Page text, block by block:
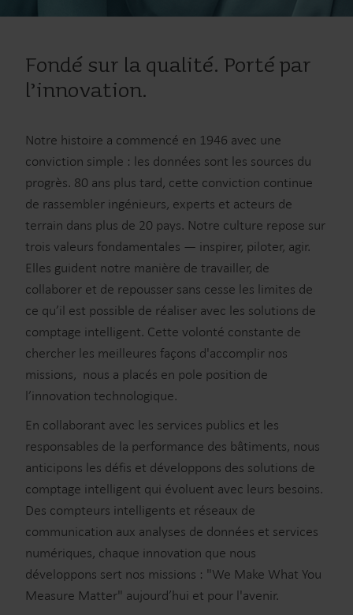
Fondé sur la qualité. Porté par
l’innovation.
Notre histoire a commencé en 1946 avec une
conviction simple : les données sont les sources du
progrès. 80 ans plus tard, cette conviction continue
de rassembler ingénieurs, experts et acteurs de
terrain dans plus de 20 pays. Notre culture repose sur
trois valeurs fondamentales — inspirer, piloter, agir.
Elles guident notre manière de travailler, de
collaborer et de repousser sans cesse les limites de
ce qu’il est possible de réaliser avec les solutions de
comptage intelligent. Cette volonté constante de
chercher les meilleures façons d'accomplir nos
missions, nous a placés en pole position de
l’innovation technologique.
En collaborant avec les services publics et les
responsables de la performance des bâtiments, nous
anticipons les défis et développons des solutions de
comptage intelligent qui évoluent avec leurs besoins.
Des compteurs intelligents et réseaux de
communication aux analyses de données et services
numériques, chaque innovation que nous
développons sert nos missions : "We Make What You
Measure Matter" aujourd’hui et pour l'avenir.